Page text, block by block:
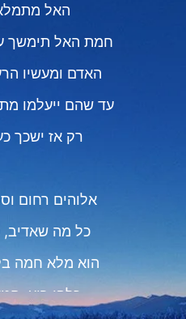
האל
חמת האל תימשך
האדם ומעשיו
עד שהם ייעלמו
רק אז ישכך
אלוהים רחום
כל מה שאדיב,
הוא מלא חמה
כלפי רוע,